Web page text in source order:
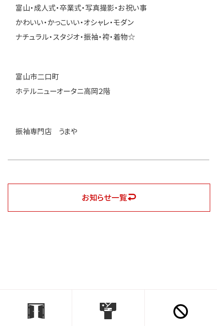
富山・成人式・卒業式・写真撮影・お祝い事
かわいい・かっこいい・オシャレ・モダン
ナチュラル・スタジオ・振袖・袴・着物☆
富山市二口町
ホテルニューオータニ高岡２階
振袖専門店 うまや
お知らせ一覧